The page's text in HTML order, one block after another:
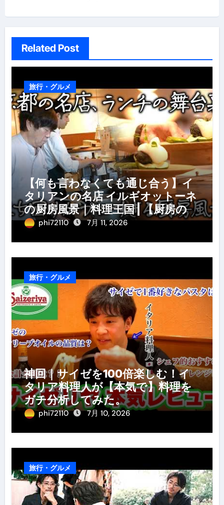
ョ
ンRelated Post
旅行・グルメ
【何も言わなくても通じ合う】イ
タリアンの名店 イルギオットーネ
の厨房風景｜料理王国 | 【厨房の世
界】【イタリアン】【営業風景】
phi72110 7月 11, 2026
旅行・グルメ
神回｜サイゼを100倍楽しむ！イ
タリア料理人が【本気で】料理を
ガチ分析してみた。
phi72110 7月 10, 2026
旅行・グルメ